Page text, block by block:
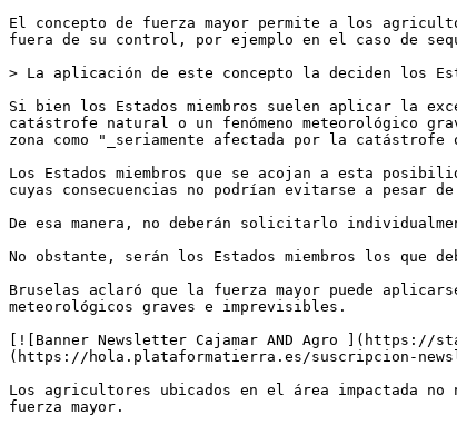
El concepto de fuerza mayor permite a los
fuera de su control, por ejemplo en el caso de
> La aplicación de este concepto la deciden los
Si bien los Estados miembros suelen aplicar la
catástrofe natural o un fenómeno meteorológico
zona como "_seriamente afectada por la catástrofe
Los Estados miembros que se acojan a esta
cuyas consecuencias no podrían evitarse a pesar
De esa manera, no deberán solicitarlo
No obstante, serán los Estados miembros los que
Bruselas aclaró que la fuerza mayor puede
meteorológicos graves e imprevisibles.
[![Banner Newsletter Cajamar AND Agro ](https://
(https://hola.plataformatierra.es/suscripcion-
Los agricultores ubicados en el área impactada
fuerza mayor.